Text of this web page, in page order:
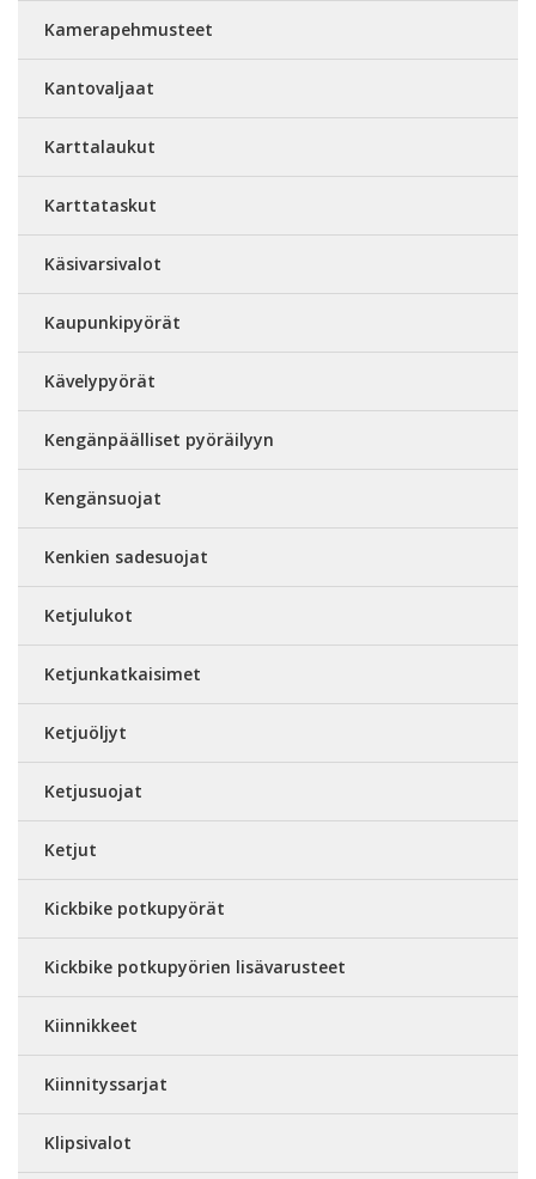
Kamerapehmusteet
Kantovaljaat
Karttalaukut
Karttataskut
Käsivarsivalot
Kaupunkipyörät
Kävelypyörät
Kengänpäälliset pyöräilyyn
Kengänsuojat
Kenkien sadesuojat
Ketjulukot
Ketjunkatkaisimet
Ketjuöljyt
Ketjusuojat
Ketjut
Kickbike potkupyörät
Kickbike potkupyörien lisävarusteet
Kiinnikkeet
Kiinnityssarjat
Klipsivalot